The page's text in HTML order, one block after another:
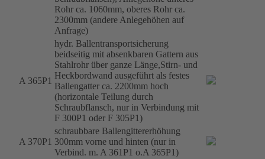
Rohr ca. 1060mm, oberes Rohr ca.
2300mm (andere Anlegehöhen auf
Anfrage)
A 365P1
hydr. Ballentransportsicherung
beidseitig mit absenkbaren Gattern aus
Stahlrohr über ganze Länge,Stirn- und
Heckbordwand ausgeführt als festes
Ballengatter ca. 2200mm hoch
(horizontale Teilung durch
Schraubflansch, nur in Verbindung mit
F 300P1 oder F 305P1)
A 370P1
schraubbare Ballengittererhöhung
300mm vorne und hinten (nur in
Verbind. m. A 361P1 o.A 365P1)